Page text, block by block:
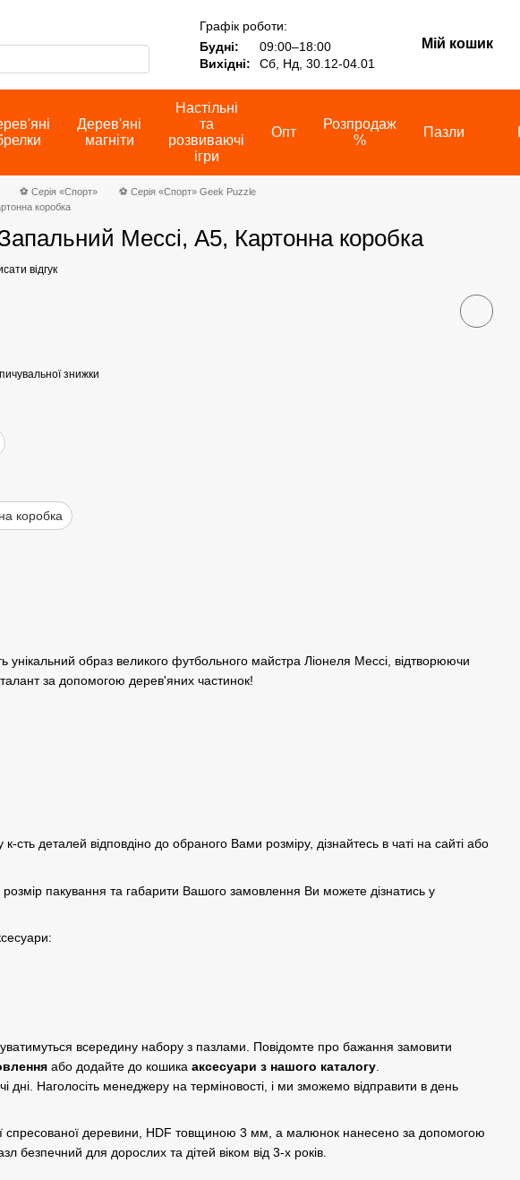
Графік роботи:
Будні:
09:00–18:00
Вихідні:
Сб, Нд, 30.12-04.01
Мій кошик
Дерев'яні
магніти
Настільні
та
розвиваючі
ігри
Опт
Розпродаж
%
Пазли
⚽ Серія «Спорт»
⚽ Серія «Спорт» Geek Puzzle
коробка
Мессі, А5, Картонна коробка
відгук
знижки
коробка
унікальний образ великого футбольного майстра Ліонеля Мессі, відтворюючи
за допомогою дерев'яних частинок!
сть деталей відповдіно до обраного Вами розміру, дізнайтесь в чаті на сайті або
пакування та габарити Вашого замовлення Ви можете дізнатись у
всередину набору з пазлами. Повідомте про бажання замовити
або додайте до кошика аксесуари з нашого каталогу.
дні. Наголосіть менеджеру на терміновості, і ми зможемо відправити в день
спресованої деревини, HDF товщиною 3 мм, а малюнок нанесено за допомогою
безпечний для дорослих та дітей віком від 3-х років.